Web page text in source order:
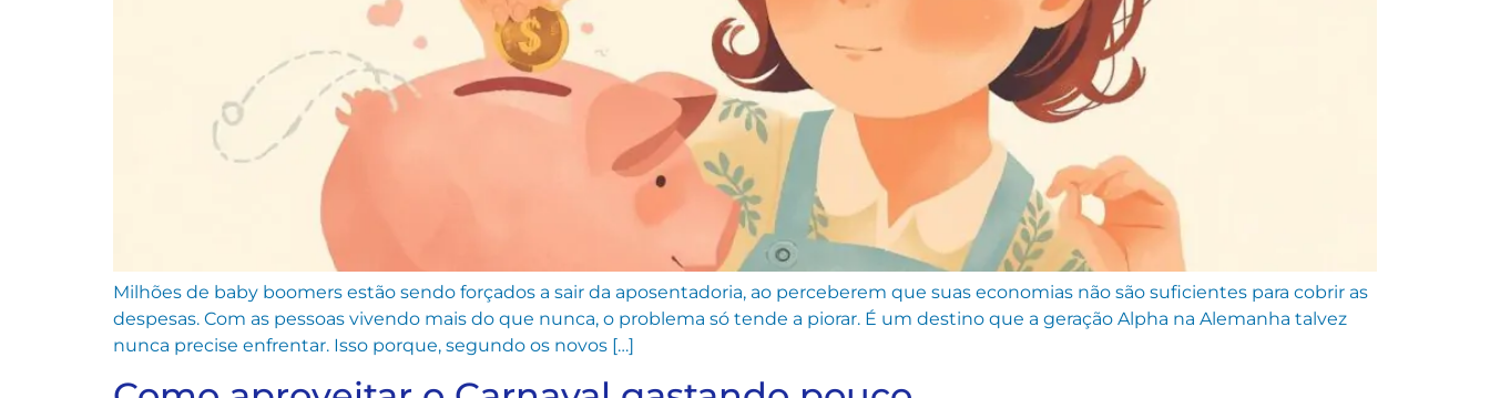
Milhões de baby boomers estão sendo forçados a sair da aposentadoria, ao perceberem que suas economias não são suficientes para cobrir as
despesas. Com as pessoas vivendo mais do que nunca, o problema só tende a piorar. É um destino que a geração Alpha na Alemanha talvez
nunca precise enfrentar. Isso porque, segundo os novos […]